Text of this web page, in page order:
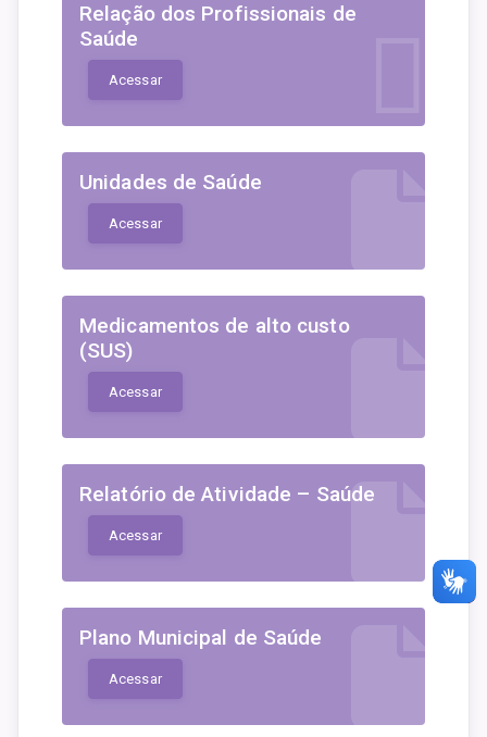
Relação dos Profissionais de
Saúde
Acessar
Unidades de Saúde
Acessar
Medicamentos de alto custo
(SUS)
Acessar
Relatório de Atividade – Saúde
Acessar
Plano Municipal de Saúde
Acessar